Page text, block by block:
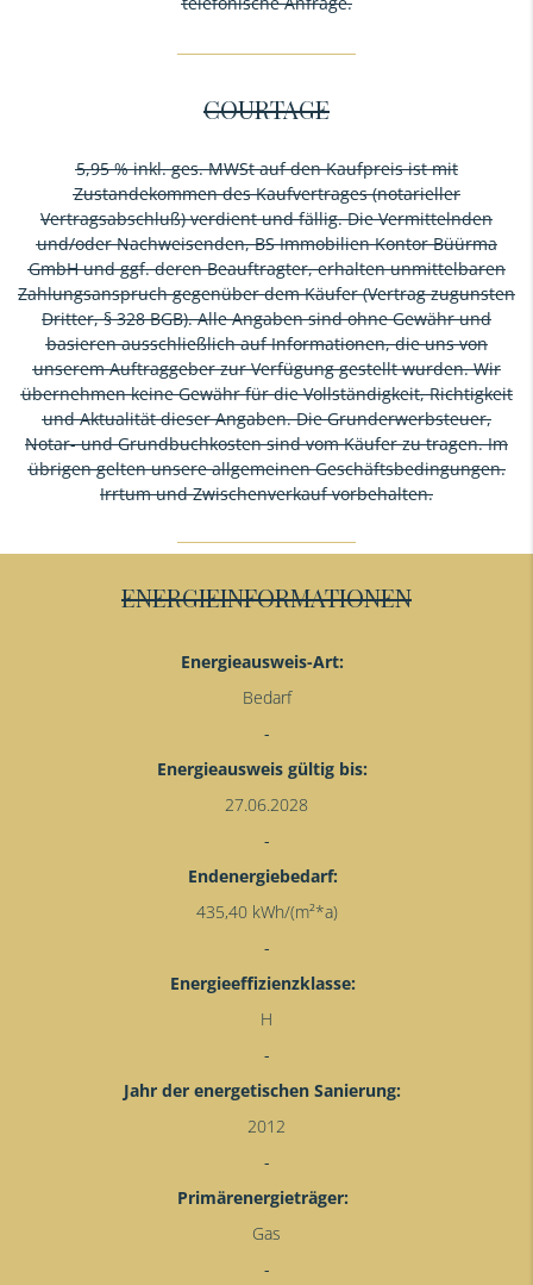
COURTAGE
5,95 % inkl. ges. MWSt auf den Kaufpreis ist mit
Zustandekommen des Kaufvertrages (notarieller
Vertragsabschluß) verdient und fällig. Die Vermittelnden
und/oder Nachweisenden, BS Immobilien Kontor Büürma
GmbH und ggf. deren Beauftragter, erhalten unmittelbaren
Zahlungsanspruch gegenüber dem Käufer (Vertrag zugunsten
Dritter, § 328 BGB). Alle Angaben sind ohne Gewähr und
basieren ausschließlich auf Informationen, die uns von
unserem Auftraggeber zur Verfügung gestellt wurden. Wir
übernehmen keine Gewähr für die Vollständigkeit, Richtigkeit
und Aktualität dieser Angaben. Die Grunderwerbsteuer,
Notar- und Grundbuchkosten sind vom Käufer zu tragen. Im
übrigen gelten unsere allgemeinen Geschäftsbedingungen.
Irrtum und Zwischenverkauf vorbehalten.
ENERGIEINFORMATIONEN
Energieausweis-Art:
Bedarf
Energieausweis gültig bis:
27.06.2028
Endenergiebedarf:
435,40 kWh/(m²*a)
Energieeffizienzklasse:
H
Jahr der energetischen Sanierung:
2012
Primärenergieträger:
Gas